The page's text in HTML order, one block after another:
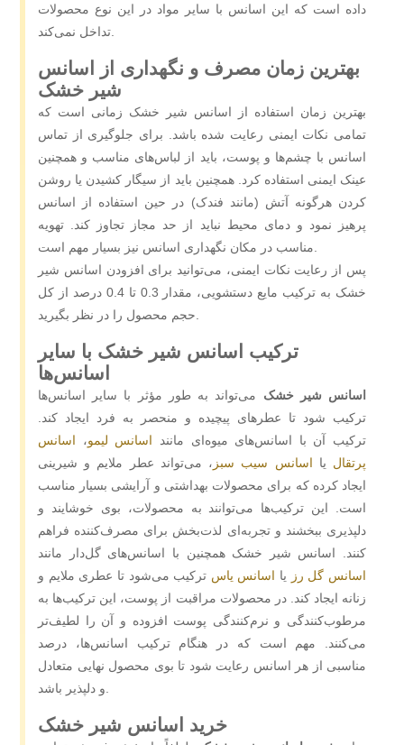
داده است که این اسانس با سایر مواد در این نوع محصولات
بهترین زمان مصرف و نگهداری از اسانس
شیر خشک
بهترین زمان استفاده از اسانس شیر خشک زمانی است که
تمامی نکات ایمنی رعایت شده باشد. برای جلوگیری از تماس
اسانس با چشم‌ها و پوست، باید از لباس‌های مناسب و همچنین
عینک ایمنی استفاده کرد. همچنین باید از سیگار کشیدن یا روشن
کردن هرگونه آتش (مانند فندک) در حین استفاده از اسانس
پرهیز نمود و دمای محیط نباید از حد مجاز تجاوز کند. تهویه
پس از رعایت نکات ایمنی، می‌توانید برای افزودن اسانس شیر
خشک به ترکیب مایع دستشویی، مقدار 0.3 تا 0.4 درصد از کل
ترکیب اسانس شیر خشک با سایر
اسانس‌ها
اسانس شیر خشک می‌تواند به‌ طور مؤثر با سایر اسانس‌ها
ترکیب شود تا عطرهای پیچیده و منحصر به ‌فرد ایجاد کند.
ترکیب آن با اسانس‌های میوه‌ای مانند اسانس لیمو، اسانس
پرتقال یا اسانس سیب سبز ، می‌تواند عطر ملایم و شیرینی
ایجاد کرده که برای محصولات بهداشتی و آرایشی بسیار مناسب
است. این ترکیب‌ها می‌توانند به محصولات، بوی خوشایند و
دلپذیری ببخشند و تجربه‌ای لذت‌بخش برای مصرف‌کننده فراهم
کنند. اسانس شیر خشک همچنین با اسانس‌های گل‌دار مانند
اسانس گل رز
یا اسانس یاس ترکیب می‌شود تا عطری ملایم و
زنانه ایجاد کند. در محصولات مراقبت از پوست، این ترکیب‌ها به
مرطوب‌کنندگی و نرم‌کنندگی پوست افزوده و آن را لطیف‌تر
می‌کنند. مهم است که در هنگام ترکیب اسانس‌ها، درصد
مناسبی از هر اسانس رعایت شود تا بوی محصول نهایی متعادل
خرید اسانس شیر خشک